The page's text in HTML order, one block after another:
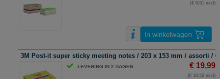
(€ 9,91 excl)
In winkelwagen
3M Post-it super sticky meeting notes / 203 x 153 mm / assorti / 6
LEVERING IN 2 DAGEN € 19,99
(€ 16,52 excl)